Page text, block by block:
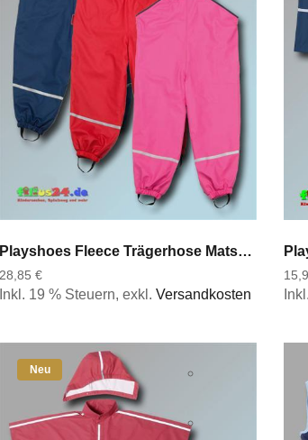
Playshoes Fleece Trägerhose Matschhose Regenhose Regenlatzhose Fleecefutter
28,85 €
Inkl. 19 % Steuern,exkl.Versandkosten
Neu